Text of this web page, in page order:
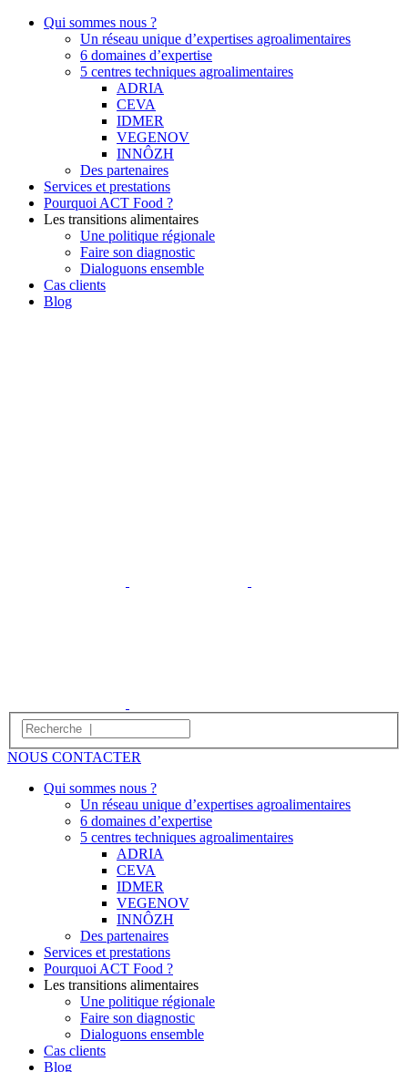
Qui sommes nous ?
Un réseau unique d’expertises agroalimentaires
6 domaines d’expertise
5 centres techniques agroalimentaires
ADRIA
CEVA
IDMER
VEGENOV
INNÔZH
Des partenaires
Services et prestations
Pourquoi ACT Food ?
Les transitions alimentaires
Une politique régionale
Faire son diagnostic
Dialoguons ensemble
Cas clients
Blog
NOUS CONTACTER
Qui sommes nous ?
Un réseau unique d’expertises agroalimentaires
6 domaines d’expertise
5 centres techniques agroalimentaires
ADRIA
CEVA
IDMER
VEGENOV
INNÔZH
Des partenaires
Services et prestations
Pourquoi ACT Food ?
Les transitions alimentaires
Une politique régionale
Faire son diagnostic
Dialoguons ensemble
Cas clients
Blog